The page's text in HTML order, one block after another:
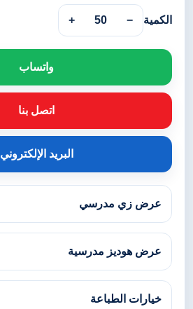
الكمية −
50
+
واتساب
اتصل بنا
البريد الإلكتروني
عرض زي مدرسي
عرض هوديز مدرسية
خيارات الطباعة